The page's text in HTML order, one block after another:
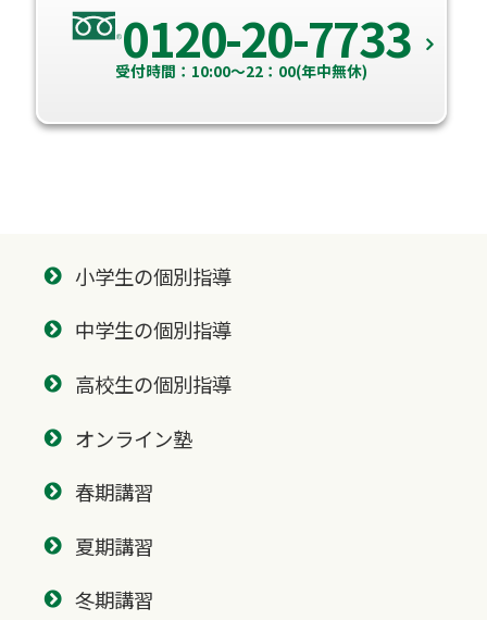
0120-20-7733
受付時間：10:00～22：00(年中無休)
小学生の個別指導
中学生の個別指導
高校生の個別指導
オンライン塾
春期講習
夏期講習
冬期講習